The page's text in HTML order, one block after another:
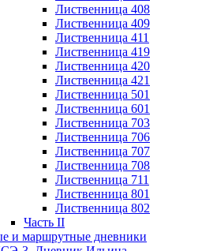
Лиственница 408
Лиственница 409
Лиственница 411
Лиственница 419
Лиственница 420
Лиственница 421
Лиственница 501
Лиственница 601
Лиственница 703
Лиственница 706
Лиственница 707
Лиственница 708
Лиственница 711
Лиственница 801
Лиственница 802
Часть II
и маршрутные дневники